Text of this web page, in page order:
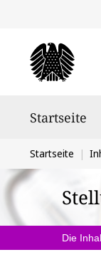
Startseite
Sie
befinden
sich
hier:
Startseite
Die